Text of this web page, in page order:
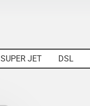
SUPER JET DSL